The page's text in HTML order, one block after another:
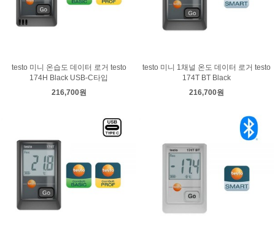
testo 미니 온습도 데이터 로거 testo
174H Black USB-C타입
216,700원
testo 미니 1채널 온도 데이터 로거 testo
174T BT Black
216,700원